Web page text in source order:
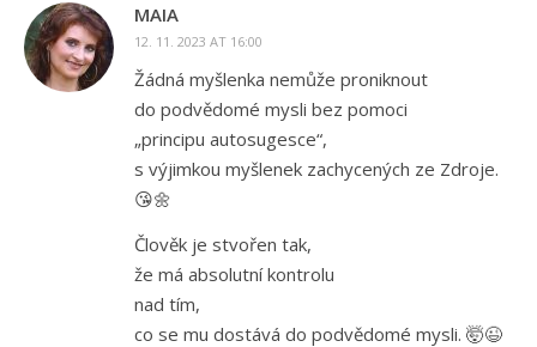
MAIA
12. 11. 2023 AT 16:00
Žádná myšlenka nemůže proniknout
do podvědomé mysli bez pomoci
„principu autosugesce“,
s výjimkou myšlenek zachycených ze Zdroje.
😘🌼
Člověk je stvořen tak,
že má absolutní kontrolu
nad tím,
co se mu dostává do podvědomé mysli. 🤯😉